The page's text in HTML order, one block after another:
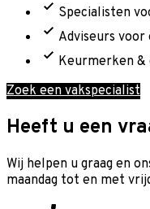
Specialisten
Adviseurs voor
Keurmerken
Zoek een vakspecialist
Heeft u een
Wij helpen u graag en o
maandag tot en met